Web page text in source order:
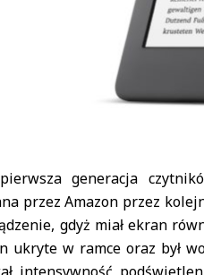
generacja
przez Amazon przez
gdyż miał ekran
ukryte w ramce oraz był